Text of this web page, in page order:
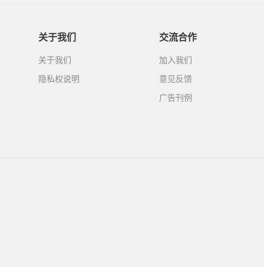
关于我们
关于我们
隐私权说明
交流合作
加入我们
意见反馈
广告刊例